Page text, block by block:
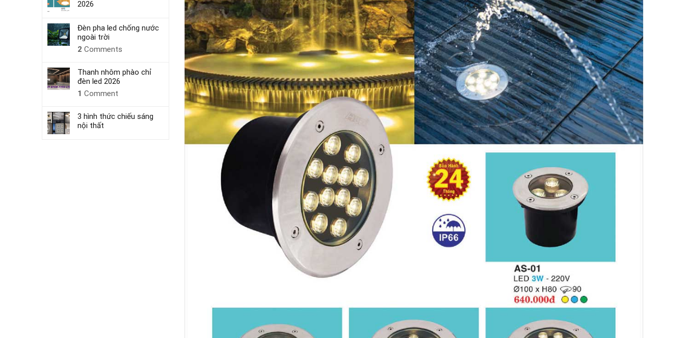
2026
Đèn pha led chống nước
ngoài trời
2 Comments
Thanh nhôm phào chỉ
đèn led 2026
1 Comment
3 hình thức chiếu sáng
nội thất